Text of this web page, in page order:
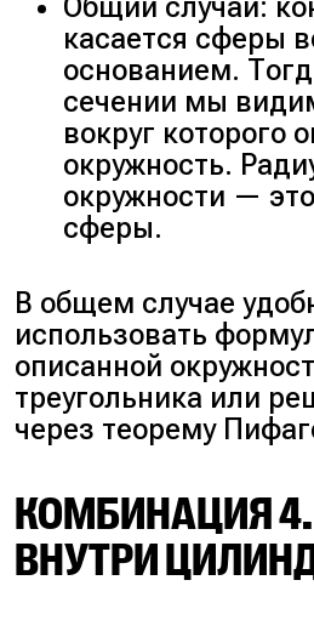
Общий случай:
касается сферы
основанием.
сечении мы
вокруг которого
окружность.
окружности —
сферы.
В общем случае
использовать
описанной
треугольника или
через теорему
КОМБИНАЦИЯ
ВНУТРИ